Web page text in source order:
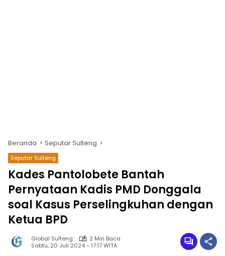
Beranda Seputar Sulteng
Seputar Sulteng
Kades Pantolobete Bantah
Pernyataan Kadis PMD Donggala
soal Kasus Perselingkuhan dengan
Ketua BPD
Global Sulteng
2 Min Baca
Sabtu, 20 Juli 2024 - 17:17 WITA